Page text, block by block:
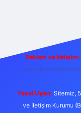
Reklam ve İletişim:
Yasal Uyarı: Sitemiz,
ve İletişim Kurumu